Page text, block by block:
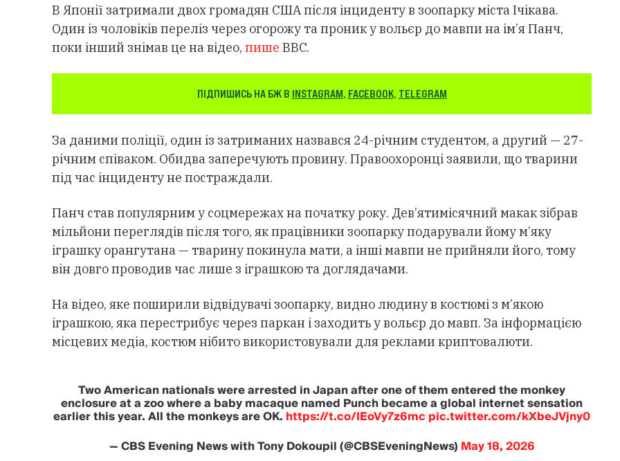
В Японії затримали двох громадян США після інциденту в зоопарку міста Ічікава.
Один із чоловіків переліз через огорожу та проник у вольєр до мавпи на ім’я Панч,
поки інший знімав це на відео, пише BBC.
ПІДПИШИСЬ НА БЖ В INSTAGRAM, FACEBOOK, TELEGRAM
За даними поліції, один із затриманих назвався 24-річним студентом, а другий — 27-
річним співаком. Обидва заперечують провину. Правоохоронці заявили, що тварини
під час інциденту не постраждали.
Панч став популярним у соцмережах на початку року. Дев’ятимісячний макак зібрав
мільйони переглядів після того, як працівники зоопарку подарували йому м’яку
іграшку орангутана — тварину покинула мати, а інші мавпи не прийняли його, тому
він довго проводив час лише з іграшкою та доглядачами.
На відео, яке поширили відвідувачі зоопарку, видно людину в костюмі з м’якою
іграшкою, яка перестрибує через паркан і заходить у вольєр до мавп. За інформацією
місцевих медіа, костюм нібито використовували для реклами криптовалюти.
Two American nationals were arrested in Japan after one of them entered the monkey
enclosure at a zoo where a baby macaque named Punch became a global internet sensation
earlier this year. All the monkeys are OK. https://t.co/IEoVy7z6mc pic.twitter.com/kXbeJVjny0
— CBS Evening News with Tony Dokoupil (@CBSEveningNews) May 18, 2026